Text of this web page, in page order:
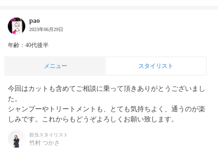
pao
2023年06月29日
年齢：40代後半
メニュー スタイリスト
今回はカットも含めてご相談に乗って頂きありがとうございまし
た。
シャンプーやトリートメントも、とても気持ちよく、通うのが楽
しみです。これからもどうぞよろしくお願い致します。
担当スタイリスト
竹村 つかさ